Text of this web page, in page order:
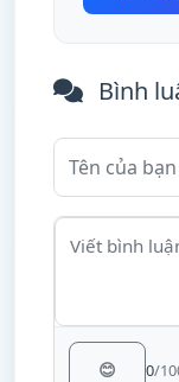
Bình
😊 0/